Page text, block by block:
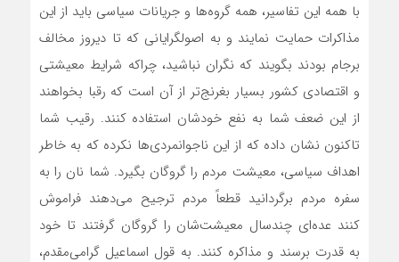
با همه اين تفاسير، همه گروه‌ها و جريانات سياسي بايد از اين
مذاکرات حمايت نمايند و به اصولگراياني که تا ديروز مخالف
برجام بودند بگويند که نگران نباشيد، چراکه شرايط معيشتي
و اقتصادي کشور بسيار بغرنج‌تر‌ از آن است که رقبا بخواهند
از اين ضعف شما به نفع خودشان استفاده کنند. رقيب شما
تاکنون نشان داده که از اين ناجوانمردي‌ها نکرده که به خاطر
اهداف سياسي، معيشت مردم را گروگان بگيرد. شما نان را به
سفره مردم برگردانيد قطعاً مردم ترجيح مي‌دهند فراموش
کنند عده‌اي چندسال معيشت‌شان را گروگان گرفتند تا خود
به قدرت برسند و مذاکره کنند. به قول اسماعيل گرامي‌مقدم،